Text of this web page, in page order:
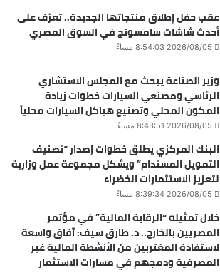
عقب حفل إطلاق منتجاتها الجديدة.. تعرّف على
أحدث شاشات سامسونج في السوق المصري
2026/08/05 8:54:03 مساءً
وزير الصناعة يبحث مع المجلس الاستشاري
الرئاسي ومصنعي السيارات خطوات زيادة
المكون المحلي وتصنيع هياكل السيارات محلياً
2026/08/05 8:43:51 مساءً
البنك المركزي يطلق خطوات إصدار “تصنيف
التمويل المستدام” ويشكل مجموعة عمل وزارية
لتعزيز الاستثمارات الخضراء
2026/08/05 8:39:34 مساءً
خلال تمثيله “الرقابة المالية” في مؤتمر
المصريين بالخارج.. د. طارق سيف: آقاق واسعة
لاستفادة المغتربين من الأنشطة المالية غير
المصرفية ودمجهم في مسارات الاستثمار